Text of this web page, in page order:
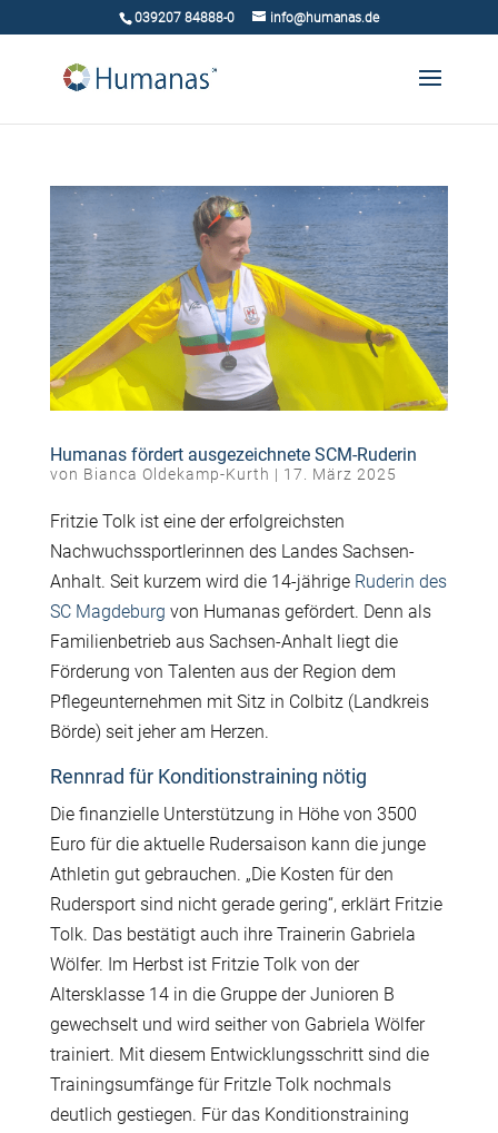
039207 84888-0 info@humanas.de
Humanas fördert ausgezeichnete SCM-Ruderin
von Bianca Oldekamp-Kurth | 17. März 2025
Fritzie Tolk ist eine der erfolgreichsten
Nachwuchssportlerinnen des Landes Sachsen-
Anhalt. Seit kurzem wird die 14-jährige Ruderin des
SC Magdeburg von Humanas gefördert. Denn als
Familienbetrieb aus Sachsen-Anhalt liegt die
Förderung von Talenten aus der Region dem
Pflegeunternehmen mit Sitz in Colbitz (Landkreis
Börde) seit jeher am Herzen.
Rennrad für Konditionstraining nötig
Die finanzielle Unterstützung in Höhe von 3500
Euro für die aktuelle Rudersaison kann die junge
Athletin gut gebrauchen. „Die Kosten für den
Rudersport sind nicht gerade gering“, erklärt Fritzie
Tolk. Das bestätigt auch ihre Trainerin Gabriela
Wölfer. Im Herbst ist Fritzie Tolk von der
Altersklasse 14 in die Gruppe der Junioren B
gewechselt und wird seither von Gabriela Wölfer
trainiert. Mit diesem Entwicklungsschritt sind die
Trainingsumfänge für Fritzle Tolk nochmals
deutlich gestiegen. Für das Konditionstraining